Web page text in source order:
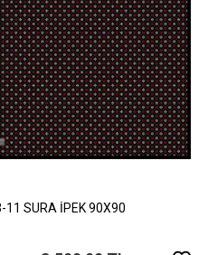
11 SURA İPEK 90X90